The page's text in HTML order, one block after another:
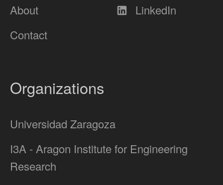
About
Contact
LinkedIn
Organizations
Universidad Zaragoza
I3A - Aragon Institute for Engineering
Research